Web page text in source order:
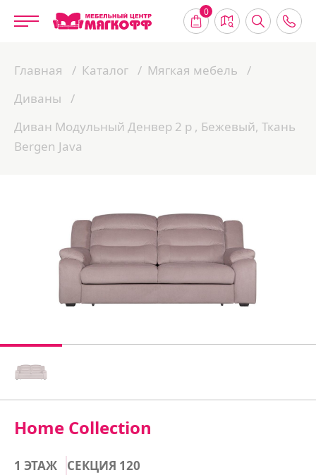
0
Главная Каталог
Мягкая мебель
Диваны
Диван Модульный Денвер 2 р , Бежевый, Ткань
Bergen Java
Home Collection
1 ЭТАЖ СЕКЦИЯ 120